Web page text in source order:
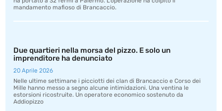
mandamento mafioso di Brancaccio.
Due quartieri nella morsa del pizzo. E solo un
imprenditore ha denunciato
20 Aprile 2026
Nelle ultime settimane i picciotti dei clan di Brancaccio e Corso dei
Mille hanno messo a segno alcune intimidazioni. Una ventina le
estorsioni ricostruite. Un operatore economico sostenuto da
Addiopizzo